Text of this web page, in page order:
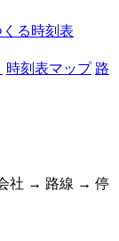
る時刻表
時刻表マップ 路
社 → 路線 → 停